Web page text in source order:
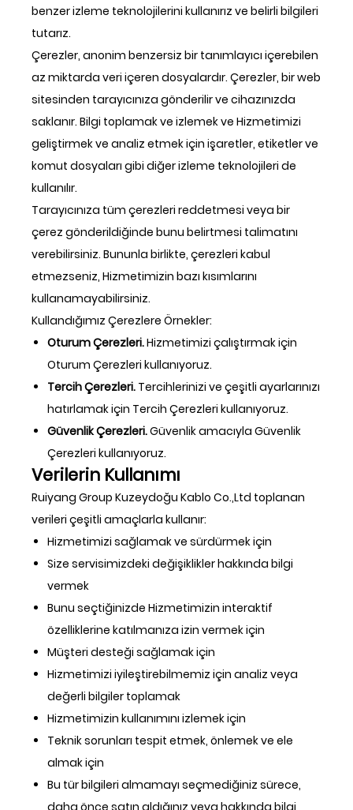
benzer izleme teknolojilerini kullanırız ve belirli bilgileri
tutarız.
Çerezler, anonim benzersiz bir tanımlayıcı içerebilen
az miktarda veri içeren dosyalardır. Çerezler, bir web
sitesinden tarayıcınıza gönderilir ve cihazınızda
saklanır. Bilgi toplamak ve izlemek ve Hizmetimizi
geliştirmek ve analiz etmek için işaretler, etiketler ve
komut dosyaları gibi diğer izleme teknolojileri de
kullanılır.
Tarayıcınıza tüm çerezleri reddetmesi veya bir
çerez gönderildiğinde bunu belirtmesi talimatını
verebilirsiniz. Bununla birlikte, çerezleri kabul
etmezseniz, Hizmetimizin bazı kısımlarını
kullanamayabilirsiniz.
Kullandığımız Çerezlere Örnekler:
Oturum Çerezleri.Hizmetimizi çalıştırmak için
Oturum Çerezleri kullanıyoruz.
Tercih Çerezleri. Tercihlerinizi ve çeşitli ayarlarınızı
hatırlamak için Tercih Çerezleri kullanıyoruz.
Güvenlik Çerezleri.Güvenlik amacıyla Güvenlik
Çerezleri kullanıyoruz.
Verilerin Kullanımı
Ruiyang Group Kuzeydoğu Kablo Co.,Ltd toplanan
verileri çeşitli amaçlarla kullanır:
Hizmetimizi sağlamak ve sürdürmek için
Size servisimizdeki değişiklikler hakkında bilgi
vermek
Bunu seçtiğinizde Hizmetimizin interaktif
özelliklerine katılmanıza izin vermek için
Müşteri desteği sağlamak için
Hizmetimizi iyileştirebilmemiz için analiz veya
değerli bilgiler toplamak
Hizmetimizin kullanımını izlemek için
Teknik sorunları tespit etmek, önlemek ve ele
almak için
Bu tür bilgileri almamayı seçmediğiniz sürece,
daha önce satın aldığınız veya hakkında bilgi